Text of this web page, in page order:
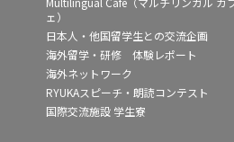
ェ）
日本人・他国留学生との交流企画
海外留学・研修 体験レポート
海外ネットワーク
RYUKAスピーチ・朗読コンテスト
国際交流施設 学生寮